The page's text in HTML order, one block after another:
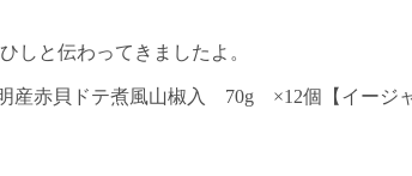
しと伝わってきましたよ。
赤貝ドテ煮風山椒入 70g ×12個【イージ